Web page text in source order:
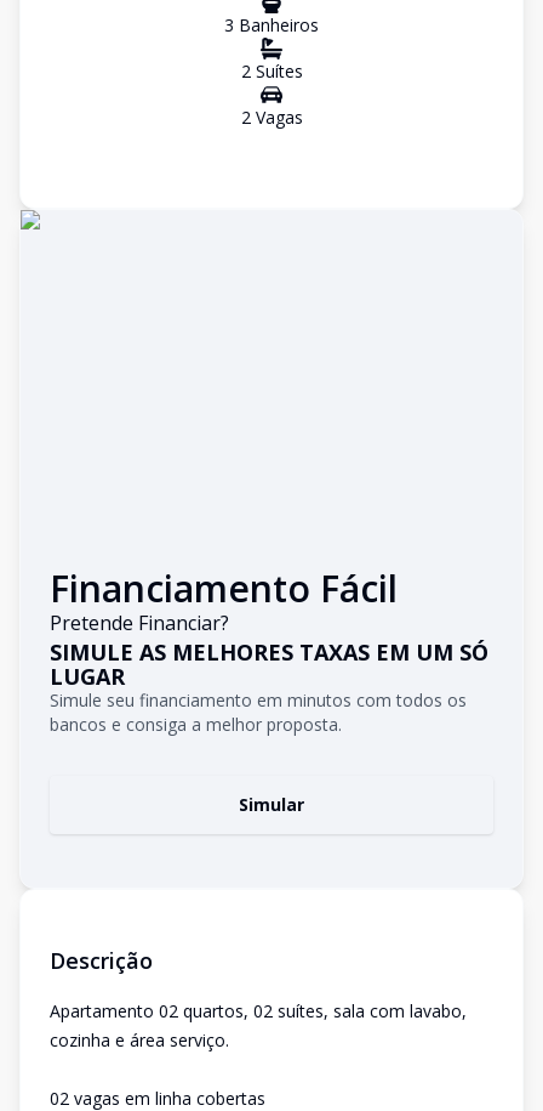
3 Banheiros
2Suítes
2Vagas
Financiamento Fácil
Pretende Financiar?
SIMULE AS MELHORES TAXAS EM UM SÓ
LUGAR
Simule seu financiamento em minutos com todos os
bancos e consiga a melhor proposta.
Simular
Descrição
Apartamento 02 quartos, 02 suítes, sala com lavabo,
cozinha e área serviço.
02 vagas em linha cobertas